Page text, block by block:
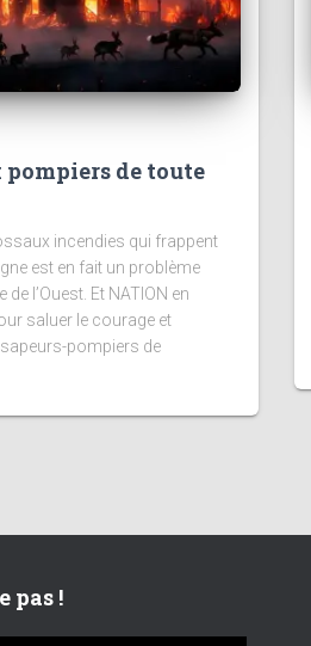
pompiers de toute
incendies qui frappent
est en fait un problème
de l’Ouest. Et NATION en
saluer le courage et
sapeurs-pompiers de
pas !